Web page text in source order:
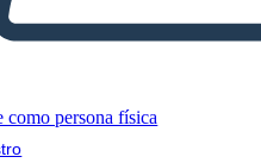
como persona física